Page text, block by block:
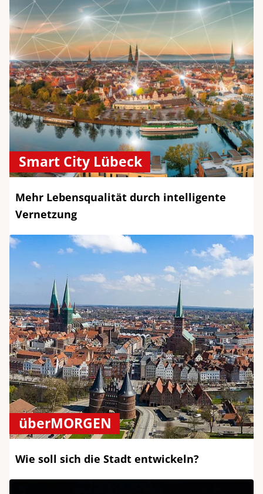
Smart City Lübeck
Mehr Lebensqualität durch intelligente
Vernetzung
überMORGEN
Wie soll sich die Stadt entwickeln?